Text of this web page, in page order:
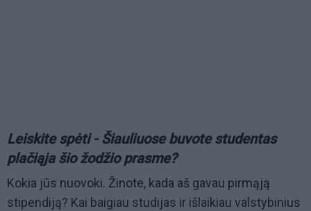
Leiskite spėti - Šiauliuose buvote studentas
plačiąja šio žodžio prasme?
Kokia jūs nuovoki. Žinote, kada aš gavau pirmąją
stipendiją? Kai baigiau studijas ir išlaikiau valstybinius